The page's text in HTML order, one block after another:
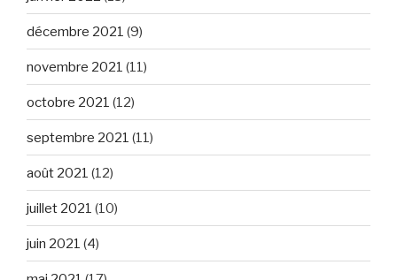
décembre 2021 (9)
novembre 2021 (11)
octobre 2021 (12)
septembre 2021 (11)
août 2021 (12)
juillet 2021 (10)
juin 2021 (4)